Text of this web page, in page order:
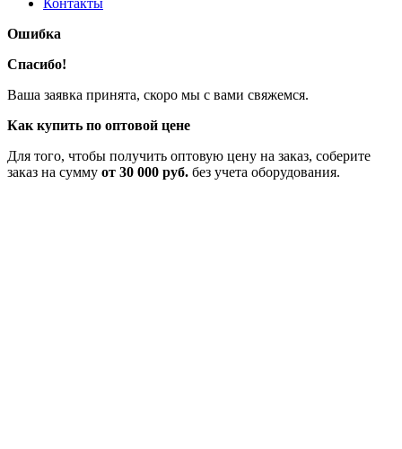
Контакты
Ошибка
Спасибо!
Ваша заявка принята, скоро мы с вами свяжемся.
Как купить по оптовой цене
Для того, чтобы получить оптовую цену на заказ, соберите
заказ на сумму от 30 000 руб. без учета оборудования.